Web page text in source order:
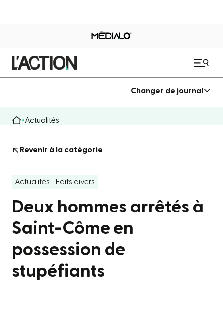
Changer de journal
Actualités
Revenir à la catégorie
Actualités Faits divers
Deux hommes arrêtés à
Saint-Côme en
possession de
stupéfiants